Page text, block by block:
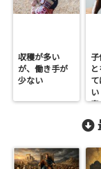
収穫が多い
が、働き手が
少ない
子
章